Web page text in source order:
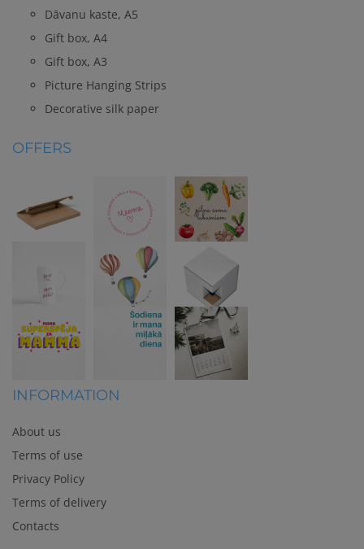
Dāvanu kaste, A5
Gift box, A4
Gift box, A3
Picture Hanging Strips
Decorative silk paper
OFFERS
INFORMATION
About us
Terms of use
Privacy Policy
Terms of delivery
Contacts